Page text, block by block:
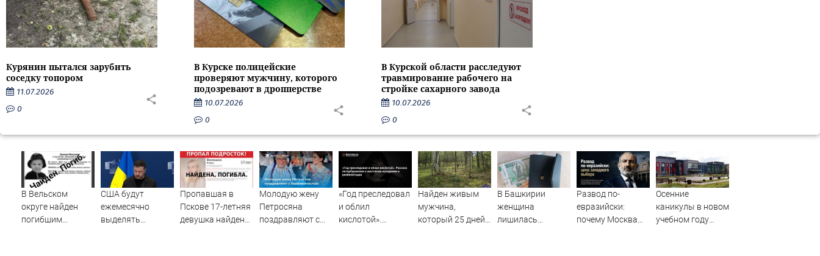
Курянин пытался зарубить
соседку топором
11.07.2026
0
В Курске полицейские
проверяют мужчину, которого
подозревают в дропперстве
10.07.2026
0
В Курской области расследуют
травмирование рабочего на
стройке сахарного завода
10.07.2026
0
В Вельском
округе найден
погибшим
США будут
ежемесячно
выделять
Пропавшая в
Пскове 17-летняя
девушка найдена
Молодую жену
Петросяна
поздравляют с
«Год преследовал
и облил
кислотой».
Найден живым
мужчина,
который 25 дней
В Башкирии
женщина
лишилась
Развод по-
евразийски:
почему Москва
Осенние
каникулы в новом
учебном году